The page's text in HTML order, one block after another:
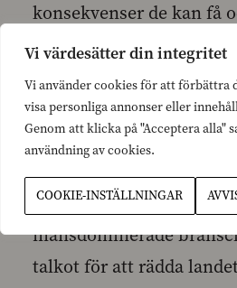
Vi värdesätter din integritet
Vi använder cookies för att förbättra
visa personliga annonser eller
Genom att klicka på "Acceptera alla"
användning av cookies.
COOKIE-INSTÄLLNINGAR
konsekvenser de kan få
påverkar jämställdheten
och män på
– Det är uppenbart att
borde presentera
innebära att även
mansdominerade
talkot för att rädda